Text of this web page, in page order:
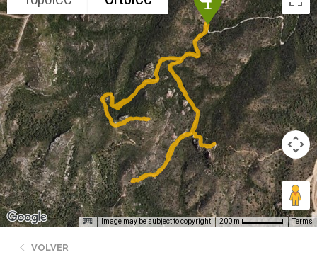
Image may be subject to copyright 200 m Terms
VOLVER